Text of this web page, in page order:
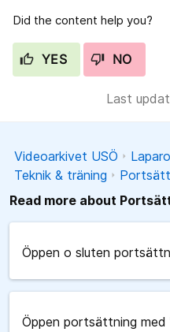
Did the content help you?
YES NO
Last
Videoarkivet USÖ
Teknik & träning
Read more about
Öppen o sluten
Öppen portsättning